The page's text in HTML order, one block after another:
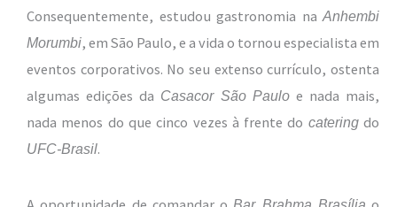
Consequentemente, estudou gastronomia naAnhembi
Morumbi, em São Paulo, e a vida o tornou especialista em
eventos corporativos. No seu extenso currículo, ostenta
algumas edições da Casacor São Paulo e nada mais,
nada menos do que cinco vezes à frente do cateringdo
UFC-Brasil.